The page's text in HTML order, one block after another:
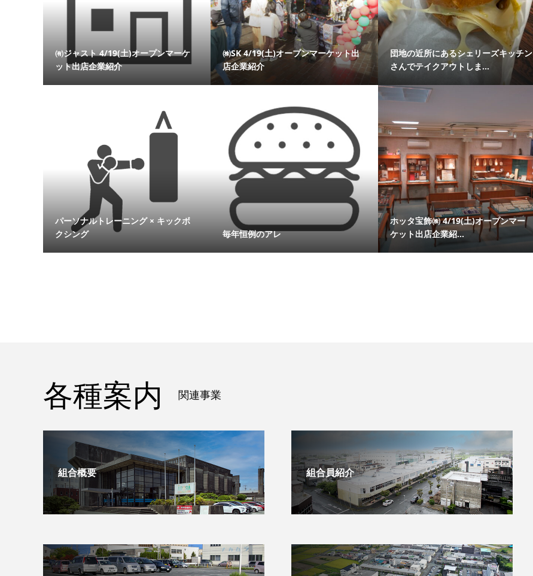
㈲ジャスト 4/19(土)オープンマーケ
ット出店企業紹介
㈱SK 4/19(土)オープンマーケット出
店企業紹介
団地の近所にあるシェリーズキッチン
さんでテイクアウトしま...
パーソナルトレーニング × キックボ
クシング
毎年恒例のアレ
ホッタ宝飾㈱ 4/19(土)オープンマー
ケット出店企業紹...
各種案内 関連事業
組合概要 組合員紹介